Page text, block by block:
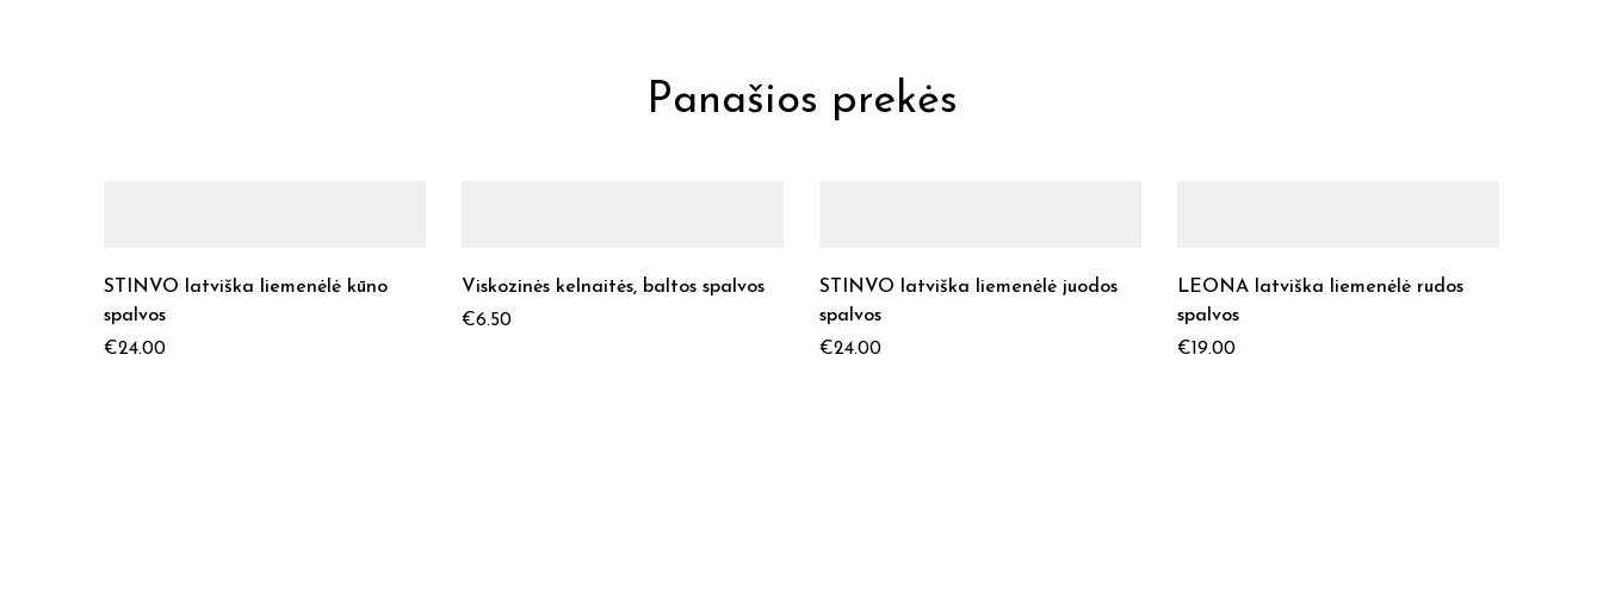
Panašios prekės
STINVO latviška liemenėlė kūno
spalvos
€24.00
Viskozinės kelnaitės, baltos spalvos
€6.50
STINVO latviška liemenėlė juodos
spalvos
€24.00
LEONA latviška liemenėlė rudos
spalvos
€19.00